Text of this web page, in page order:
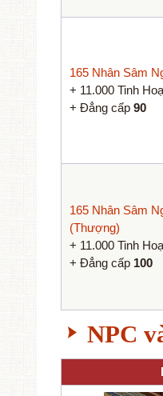
165 Nhân Sâm
+ 11.000 Tinh
+ Đẳng cấp 90
165 Nhân Sâm
(Thượng)
+ 11.000 Tinh
+ Đẳng cấp 100
NPC